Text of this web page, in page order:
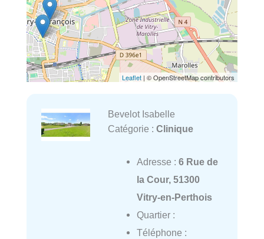
Leaflet | © OpenStreetMap contributors
Bevelot Isabelle
Catégorie : Clinique
Adresse : 6 Rue de
la Cour, 51300
Vitry-en-Perthois
Quartier :
Téléphone :